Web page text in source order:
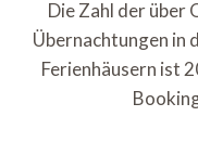
Die Zahl der über
Übernachtungen in
Ferienhäusern ist